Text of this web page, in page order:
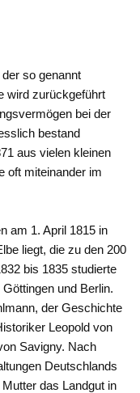
so genannt
wird zurückgeführt
bei der
bestand
aus vielen kleinen
oft miteinander im
am 1. April 1815 in
liegt, die zu den 200
bis 1835 studierte
und Berlin.
der Geschichte
Leopold von
Savigny. Nach
Deutschlands
das Landgut in